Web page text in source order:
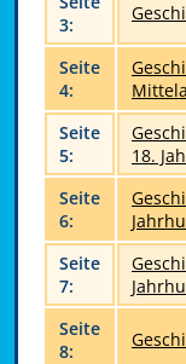
3:
Seite
4:
Seite
5:
18.
Seite
6:
Seite
7:
Seite
8: